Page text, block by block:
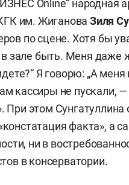
Online“ народная
им. Жиганова Зиля
по сцене. Хотя бы
зале быть. Меня даже
Я говорю: „А меня
кассиры не пускали,
этом Сунгатуллина
факта», а
ни в
в консерватории.